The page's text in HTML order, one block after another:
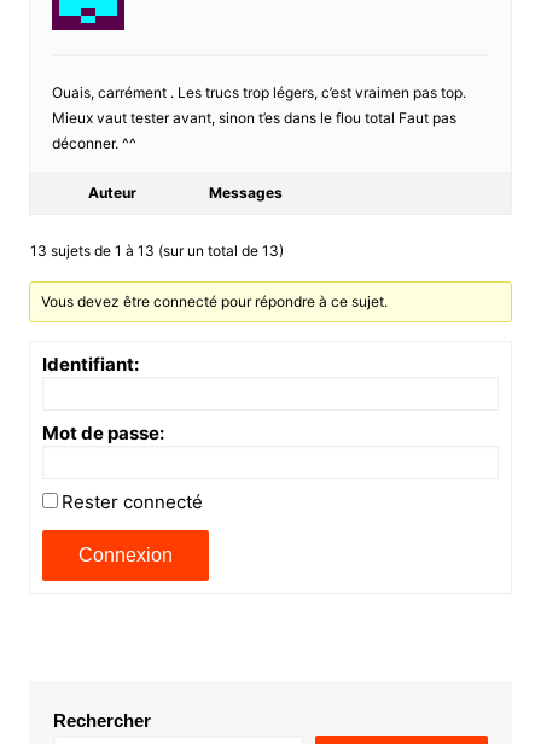
Ouais, carrément . Les trucs trop légers, c’est vraimen pas top.
Mieux vaut tester avant, sinon t’es dans le flou total Faut pas
déconner. ^^
Auteur Messages
13 sujets de 1 à 13 (sur un total de 13)
Vous devez être connecté pour répondre à ce sujet.
Identifiant:
Mot de passe:
Rester connecté
Connexion
Rechercher